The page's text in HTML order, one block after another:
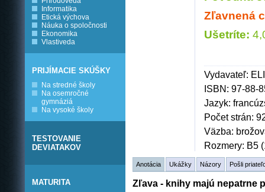
Informatika
Etická výchova
Náuka o spoločnosti
Ekonomika
Vlastiveda
PRIJÍMACIE SKÚŠKY
Na stredné školy
Na osemročné
gymnáziá
Na vysoké školy
TESTOVANIE
DEVIATAKOV
MATURITA
Zľavnená
Ušetríte:
Vydavateľ: ELI
ISBN: 97-88-
Jazyk:
Počet strán:
Väzba:
Rozmery: B5
Anotácia Ukážky Názory Pošli
Zľava - knihy majú nepatrne